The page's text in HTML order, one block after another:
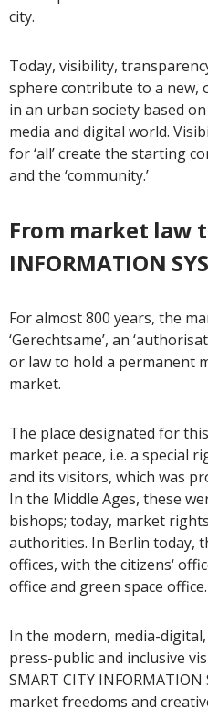
city.
Today, visibility,
sphere contribute to a new,
in an urban society based
media and digital world.
for ‘all’ create the starting
and the ‘community.’
From market law
INFORMATION
For almost 800 years, the
‘Gerechtsame’, an
or law to hold a permanent
market.
The place designated for
market peace, i.e. a special
and its visitors, which was
In the Middle Ages, these
bishops; today, market
authorities. In Berlin today,
offices, with the citizens‘
office and green space office.
In the modern, media-
press-public and inclusive
SMART CITY
market freedoms and